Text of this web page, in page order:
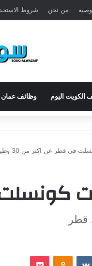
من نحن شروط
الكويت اليوم وظائف عمان
قطر عن اكثر من 30 وظيفة شاغرة
قطر